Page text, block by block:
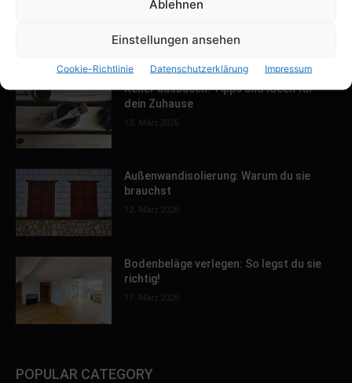
Ablehnen
Einstellungen ansehen
Cookie-Richtlinie Datenschutzerklärung Impressum
Keller ausbauen: Tipps und Ideen für
dein Zuhause
13. März 2026
Außenwandisolierung: Warum du sie
brauchst
12. März 2026
Bodenbeläge verlegen: So legst du sie
richtig!
11. März 2026
POPULAR CATEGORY